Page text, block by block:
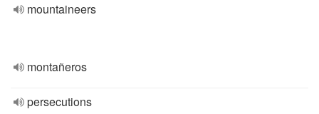
mountaineers
montañeros
persecutions